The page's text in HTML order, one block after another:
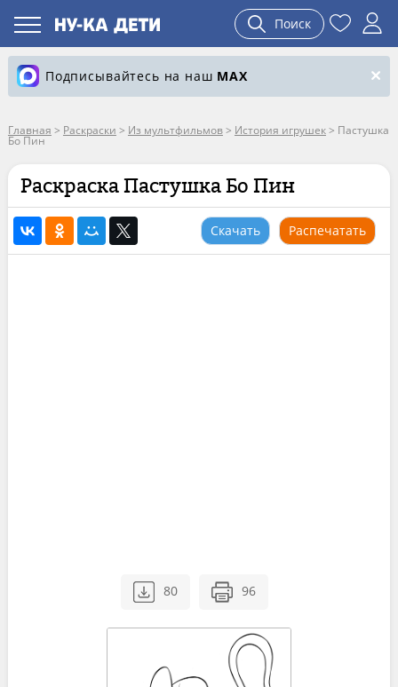
Поиск
Подписывайтесь на наш MAX
Главная > Раскраски > Из мультфильмов> История игрушек> Пастушка
Бо Пин
Раскраска Пастушка Бо Пин
Скачать Распечатать
80 96